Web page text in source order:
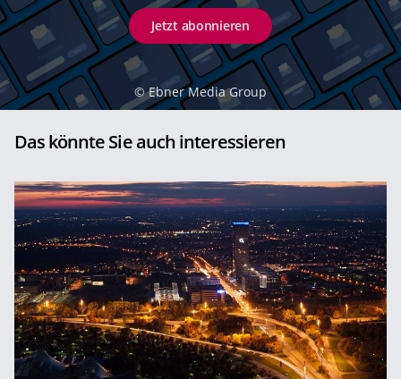
Jetzt abonnieren
© Ebner Media Group
Das könnte Sie auch interessieren